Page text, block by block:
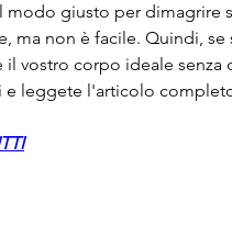
modo giusto per dimagrire
ma non è facile. Quindi,
il vostro corpo ideale
e leggete l'articolo